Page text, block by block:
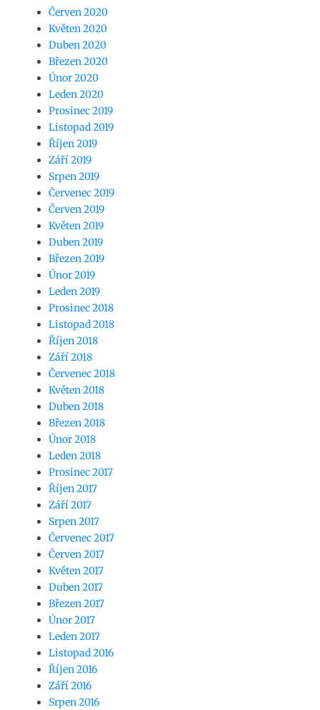
Červen 2020
Květen 2020
Duben 2020
Březen 2020
Únor 2020
Leden 2020
Prosinec 2019
Listopad 2019
Říjen 2019
Září 2019
Srpen 2019
Červenec 2019
Červen 2019
Květen 2019
Duben 2019
Březen 2019
Únor 2019
Leden 2019
Prosinec 2018
Listopad 2018
Říjen 2018
Září 2018
Červenec 2018
Květen 2018
Duben 2018
Březen 2018
Únor 2018
Leden 2018
Prosinec 2017
Říjen 2017
Září 2017
Srpen 2017
Červenec 2017
Červen 2017
Květen 2017
Duben 2017
Březen 2017
Únor 2017
Leden 2017
Listopad 2016
Říjen 2016
Září 2016
Srpen 2016